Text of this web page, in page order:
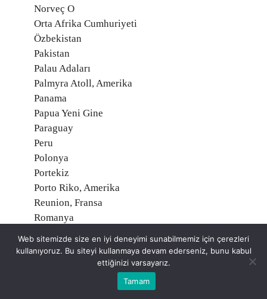
Norveç O
Orta Afrika Cumhuriyeti
Özbekistan
Pakistan
Palau Adaları
Palmyra Atoll, Amerika
Panama
Papua Yeni Gine
Paraguay
Peru
Polonya
Portekiz
Porto Riko, Amerika
Reunion, Fransa
Romanya
Rusya Federasyonu
Saint Helena, İngiltere
Saint Martin, Fransa
Saint Pierre ve Miquelon, Fransa
Web sitemizde size en iyi deneyimi sunabilmemiz için çerezleri
kullanıyoruz. Bu siteyi kullanmaya devam ederseniz, bunu kabul
ettiğinizi varsayarız.
Tamam